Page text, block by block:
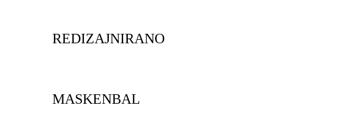
REDIZAJNIRANO
MASKENBAL